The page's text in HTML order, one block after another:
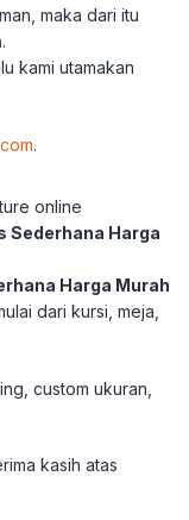
maka dari itu
.
kami utamakan
.
online
Sederhana Harga
Harga Murah
dari kursi, meja,
custom ukuran,
kasih atas